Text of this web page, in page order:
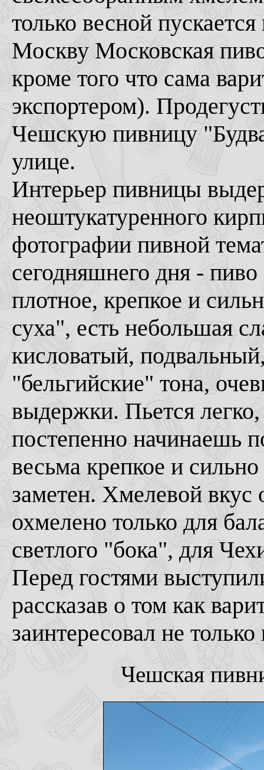
только весной
Москву Московская
кроме того что сама
экспортером).
Чешскую пивницу
улице.
Интерьер пивницы
неоштукатуренного
фотографии пивной
сегодняшнего дня -
плотное, крепкое и
суха", есть небольшая
кисловатый,
"бельгийские" тона,
выдержки. Пьется
постепенно начинаешь
весьма крепкое и
заметен. Хмелевой вкус
охмелено только для
светлого "бока", для
Перед гостями
рассказав о том как
заинтересовал не
Чешская